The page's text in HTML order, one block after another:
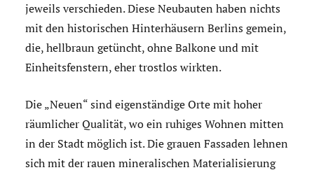
jeweils verschieden. Diese Neubauten haben nichts
mit den historischen Hinterhäusern Berlins gemein,
die, hellbraun getüncht, ohne Balkone und mit
Einheitsfenstern, eher trostlos wirkten.
Die „Neuen“ sind eigenständige Orte mit hoher
räumlicher Qualität, wo ein ruhiges Wohnen mitten
in der Stadt möglich ist. Die grauen Fassaden lehnen
sich mit der rauen mineralischen Materialisierung